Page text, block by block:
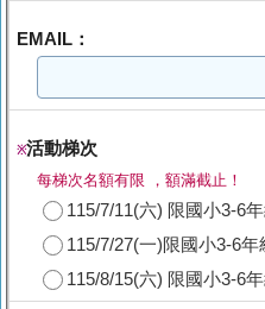
EMAIL：
※活動梯次
每梯次名額有限 ，額滿截止！
115/7/11(六) 限國小3-6
115/7/27(一)限國小3-6年
115/8/15(六) 限國小3-6